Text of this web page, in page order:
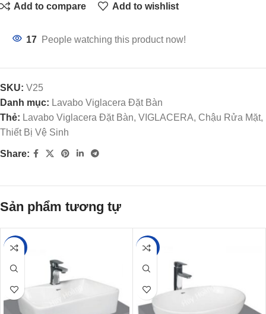
Add to compare Add to wishlist
17 People watching this product now!
SKU: V25
Danh mục: Lavabo Viglacera Đặt Bàn
Thẻ: Lavabo Viglacera Đặt Bàn, VIGLACERA, Chậu Rửa Mặt,
Thiết Bị Vệ Sinh
Share:
Sản phẩm tương tự
-27% -24%